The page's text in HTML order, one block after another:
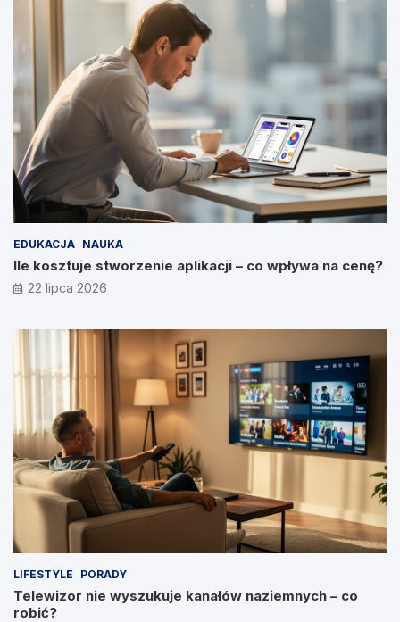
EDUKACJA NAUKA
Ile kosztuje stworzenie aplikacji – co wpływa na cenę?
22 lipca 2026
LIFESTYLE PORADY
Telewizor nie wyszukuje kanałów naziemnych – co
robić?